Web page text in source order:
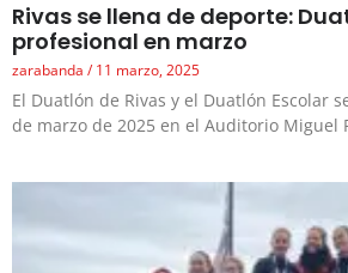
Rivas se llena de deporte:
profesional en marzo
zarabanda 11 marzo, 2025
El Duatlón de Rivas y el Duatlón Escolar
de marzo de 2025 en el Auditorio Miguel